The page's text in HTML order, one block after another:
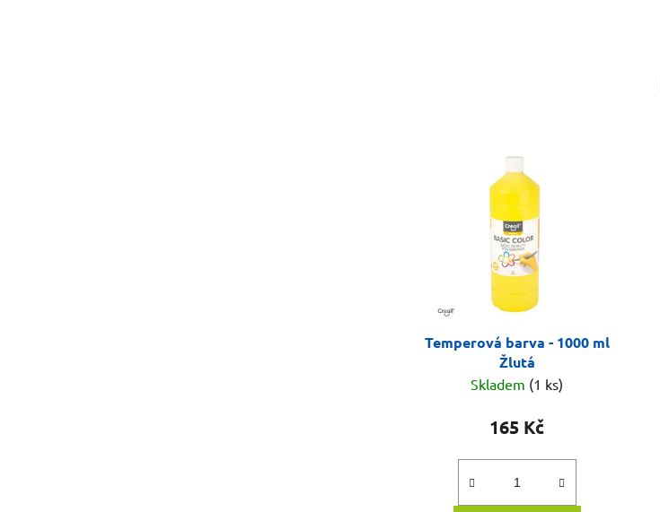
Temperová barva - 1000 ml
Žlutá
Skladem (1 ks)
165 Kč